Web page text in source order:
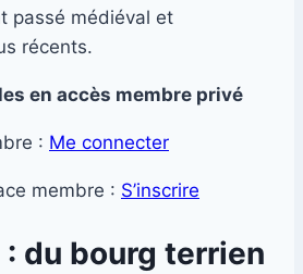
passé médiéval et
récents.
en accès membre privé
: Me connecter
membre : S’inscrire
: du bourg terrien